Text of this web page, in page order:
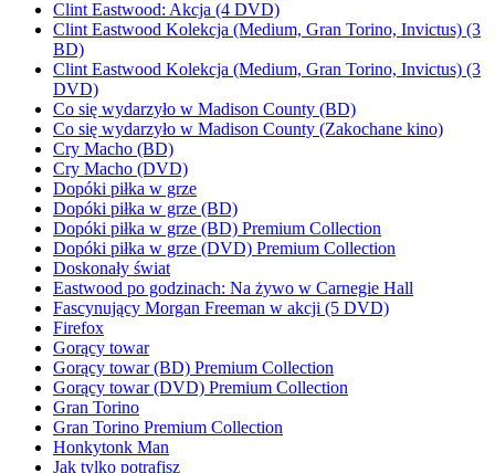
Clint Eastwood: Akcja (4 DVD)
Clint Eastwood Kolekcja (Medium, Gran Torino, Invictus) (3
BD)
Clint Eastwood Kolekcja (Medium, Gran Torino, Invictus) (3
DVD)
Co się wydarzyło w Madison County (BD)
Co się wydarzyło w Madison County (Zakochane kino)
Cry Macho (BD)
Cry Macho (DVD)
Dopóki piłka w grze
Dopóki piłka w grze (BD)
Dopóki piłka w grze (BD) Premium Collection
Dopóki piłka w grze (DVD) Premium Collection
Doskonały świat
Eastwood po godzinach: Na żywo w Carnegie Hall
Fascynujący Morgan Freeman w akcji (5 DVD)
Firefox
Gorący towar
Gorący towar (BD) Premium Collection
Gorący towar (DVD) Premium Collection
Gran Torino
Gran Torino Premium Collection
Honkytonk Man
Jak tylko potrafisz